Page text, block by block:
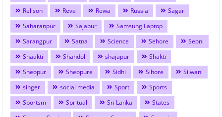
Relison
Reva Rewa Russia
Sagar
Saharanpur
Sajapur
Samsung Laptop
Sarangpur
Satna Science Sehore
Seoni
Shaakti
Shahdol shajapur
Shakti
Sheopur
Sheopure Sidhi Sihore
Silwani
singer
social media Sport
Sports
Sportsm
Spritual Sri Lanka
States